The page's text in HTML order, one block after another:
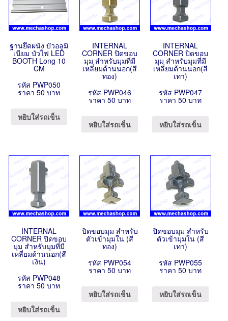
ฐานยึดผนัง บัวอลูมิ
เนียม บัวไฟ LED
BOOTH Long 10
CM
รหัส PWP050
ราคา 50 บาท
หยิบใส่รถเข็น
INTERNAL
CORNER ปิดขอบ
มุม สำหรับมุมที่มี
เหลี่ยมด้านนอก(สี
ทอง)
รหัส PWP046
ราคา 50 บาท
หยิบใส่รถเข็น
INTERNAL
CORNER ปิดขอบ
มุม สำหรับมุมที่มี
เหลี่ยมด้านนอก(สี
เทา)
รหัส PWP047
ราคา 50 บาท
หยิบใส่รถเข็น
INTERNAL
CORNER ปิดขอบ
มุม สำหรับมุมที่มี
เหลี่ยมด้านนอก(สี
เงิน)
รหัส PWP048
ราคา 50 บาท
หยิบใส่รถเข็น
ปิดขอบมุม สำหรับ
ตัวเข้ามุมใน (สี
ทอง)
รหัส PWP054
ราคา 50 บาท
หยิบใส่รถเข็น
ปิดขอบมุม สำหรับ
ตัวเข้ามุมใน (สี
เทา)
รหัส PWP055
ราคา 50 บาท
หยิบใส่รถเข็น